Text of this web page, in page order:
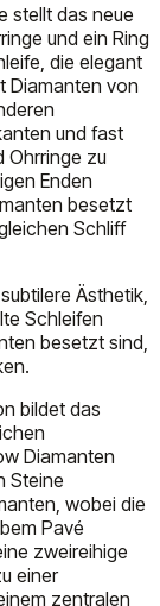
stellt das neue
und ein Ring
die elegant
Diamanten von
und fast
Ohrringe zu
Enden
besetzt
Schliff
Ästhetik,
Schleifen
besetzt sind,
bildet das
Diamanten
Steine
wobei die
Pavé
zweireihige
einer
zentralen